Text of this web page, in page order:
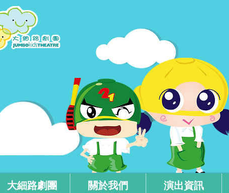
大細路劇團 關於我們 演出資訊